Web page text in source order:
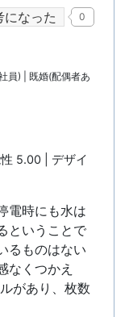
になった 0
員) | 既婚(配偶者あ
5.00 | デザイ
電時にも水は
ということで
るものはない
なくつかえ
があり、枚数